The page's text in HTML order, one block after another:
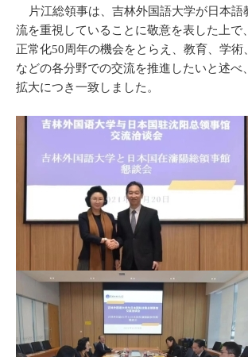
片江総領事は、吉林外国語大学が日本語
流を重視していることに敬意を表した上で
正常化50周年の機会をとらえ、教育、学術
などの各分野での交流を推進したいと述べ
拡大につき一致しました。